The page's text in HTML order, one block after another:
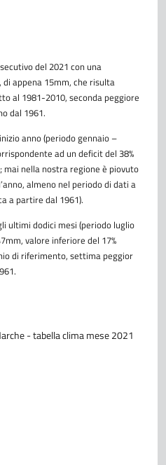
del 2021 con una
appena 15mm, che risulta
al 1981-2010, seconda peggiore
dal 1961.
anno (periodo gennaio –
ad un deficit del 38%
nella nostra regione è piovuto
almeno nel periodo di dati a
a partire dal 1961).
ultimi dodici mesi (periodo luglio
valore inferiore del 17%
di riferimento, settima peggior